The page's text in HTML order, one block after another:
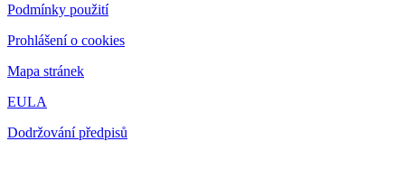
Podmínky použití
Prohlášení o cookies
Mapa stránek
EULA
Dodržování předpisů